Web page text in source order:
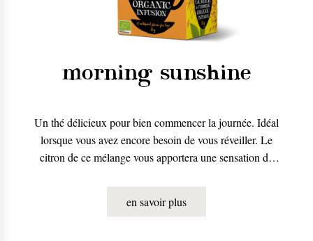
morning sunshine
Un thé délicieux pour bien commencer la journée. Idéal
lorsque vous avez encore besoin de vous réveiller. Le
citron de ce mélange vous apportera une sensation de
en savoir plus